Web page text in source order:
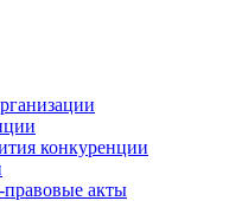
конкуренции
акты